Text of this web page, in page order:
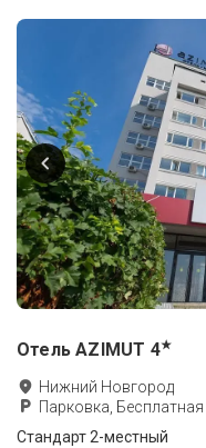
Отель AZIMUT 4★
Нижний Новгород
Парковка,
Стандарт 2-местный